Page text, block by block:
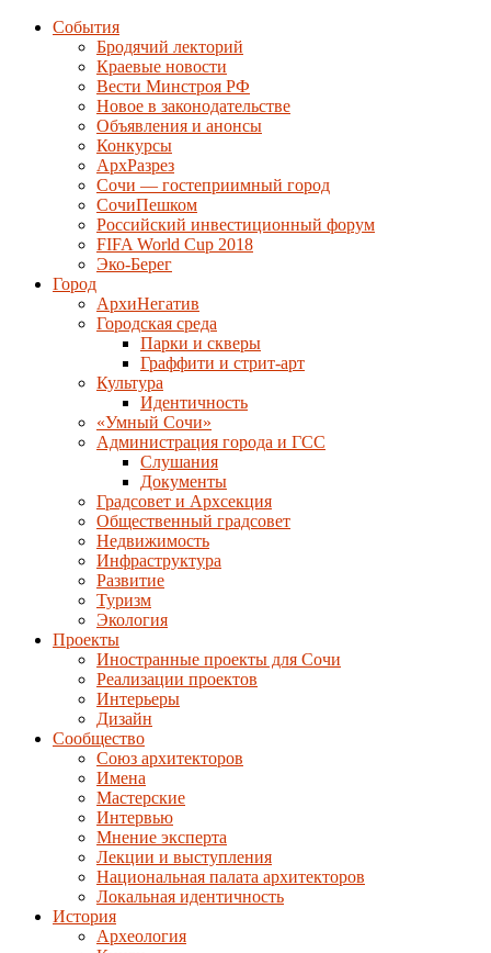
События
Бродячий лекторий
Краевые новости
Вести Минстроя РФ
Новое в законодательстве
Объявления и анонсы
Конкурсы
АрхРазрез
Сочи — гостеприимный город
СочиПешком
Российский инвестиционный форум
FIFA World Cup 2018
Эко-Берег
Город
АрхиНегатив
Городская среда
Парки и скверы
Граффити и стрит-арт
Культура
Идентичность
«Умный Сочи»
Администрация города и ГСС
Слушания
Документы
Градсовет и Архсекция
Общественный градсовет
Недвижимость
Инфраструктура
Развитие
Туризм
Экология
Проекты
Иностранные проекты для Сочи
Реализации проектов
Интерьеры
Дизайн
Сообщество
Союз архитекторов
Имена
Мастерские
Интервью
Мнение эксперта
Лекции и выступления
Национальная палата архитекторов
Локальная идентичность
История
Археология